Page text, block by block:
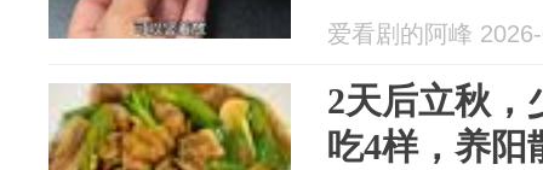
爱看剧的阿峰
2天后立秋，
吃4样，养阳